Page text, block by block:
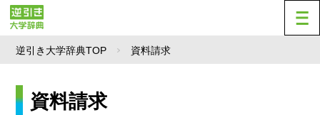
逆引き大学辞典TOP 資料請求
資料請求